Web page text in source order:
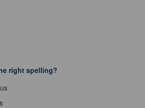
right spelling?